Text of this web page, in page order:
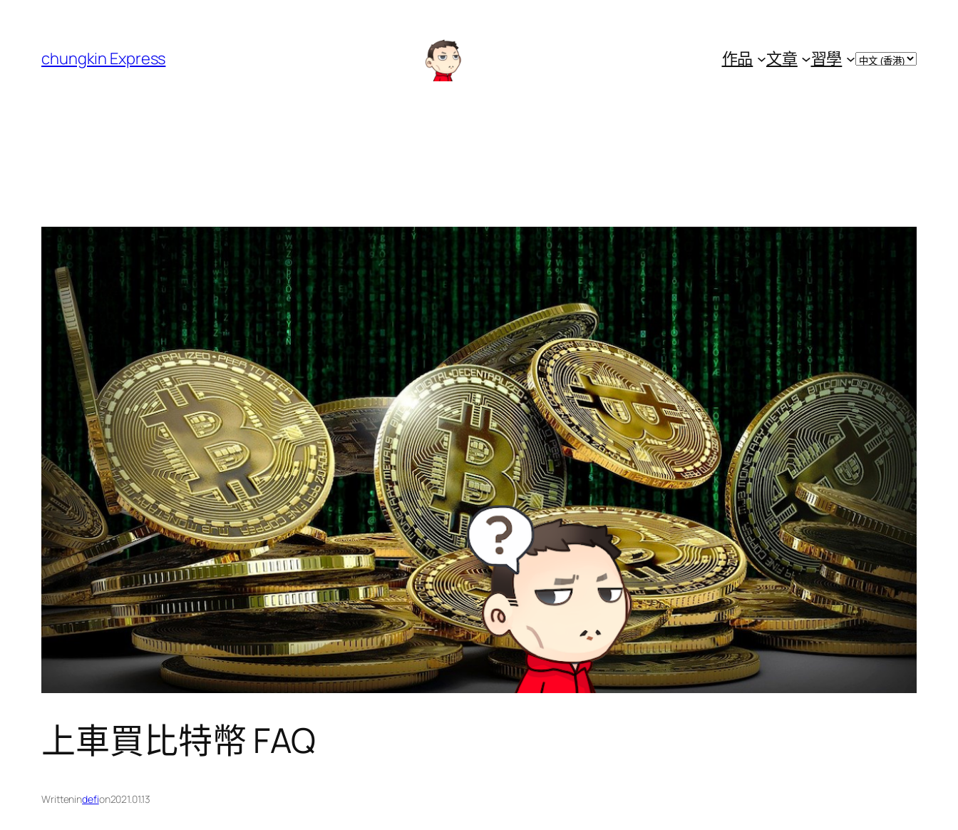
chungkin Express 作品 文章 習學
Choose
上車買比特幣 FAQ
Writtenindefion2021.01.13